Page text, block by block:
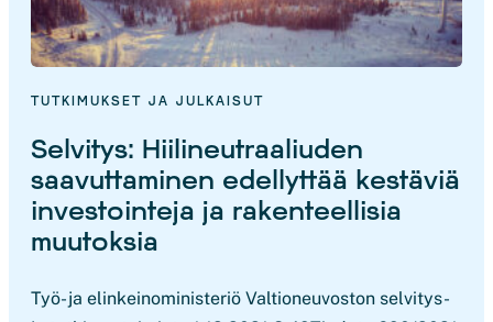
TUTKIMUKSET JA JULKAISUT
Selvitys: Hiilineutraaliuden
saavuttaminen edellyttää kestäviä
investointeja ja rakenteellisia
muutoksia
Työ- ja elinkeinoministeriö Valtioneuvoston selvitys-